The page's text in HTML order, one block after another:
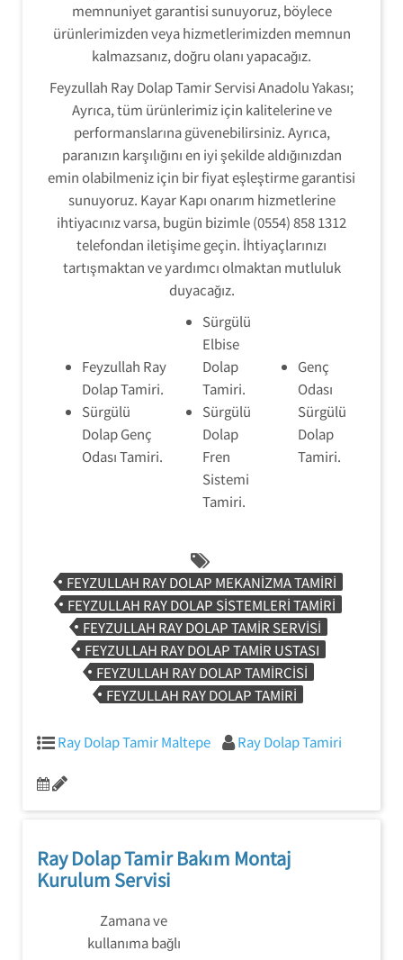
memnuniyet garantisi sunuyoruz, böylece
ürünlerimizden veya hizmetlerimizden memnun
kalmazsanız, doğru olanı yapacağız.
Feyzullah Ray Dolap Tamir Servisi Anadolu Yakası;
Ayrıca, tüm ürünlerimiz için kalitelerine ve
performanslarına güvenebilirsiniz. Ayrıca,
paranızın karşılığını en iyi şekilde aldığınızdan
emin olabilmeniz için bir fiyat eşleştirme garantisi
sunuyoruz. Kayar Kapı onarım hizmetlerine
ihtiyacınız varsa, bugün bizimle (0554) 858 1312
telefondan iletişime geçin. İhtiyaçlarınızı
tartışmaktan ve yardımcı olmaktan mutluluk
duyacağız.
Feyzullah Ray
Dolap Tamiri.
Sürgülü
Dolap Genç
Odası Tamiri.
Sürgülü
Elbise
Dolap
Tamiri.
Sürgülü
Dolap
Fren
Sistemi
Tamiri.
Genç
Odası
Sürgülü
Dolap
Tamiri.
FEYZULLAH RAY DOLAP MEKANIZMA TAMIRI
FEYZULLAH RAY DOLAP SISTEMLERI TAMIRI
FEYZULLAH RAY DOLAP TAMIR SERVISI
FEYZULLAH RAY DOLAP TAMIR USTASI
FEYZULLAH RAY DOLAP TAMIRCISI
FEYZULLAH RAY DOLAP TAMIRI
Ray Dolap Tamir Maltepe Ray Dolap Tamiri
Ray Dolap Tamir Bakım Montaj
Kurulum Servisi
Zamana ve
kullanıma bağlı